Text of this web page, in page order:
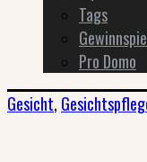
Tags
Pro Domo
Gesicht,